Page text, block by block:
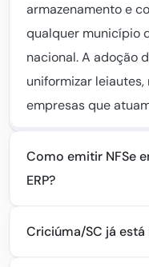
armazenamento e
qualquer município
nacional. A adoção
uniformizar
empresas que
Como emitir NFSe
ERP?
Criciúma/SC já está